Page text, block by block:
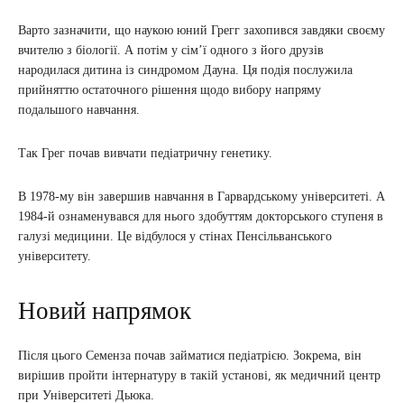
Варто зазначити, що наукою юний Грегг захопився завдяки своєму
вчителю з біології. А потім у сім’ї одного з його друзів
народилася дитина із синдромом Дауна. Ця подія послужила
прийняттю остаточного рішення щодо вибору напряму
подальшого навчання.
Так Грег почав вивчати педіатричну генетику.
В 1978-му він завершив навчання в Гарвардському університеті. А
1984-й ознаменувався для нього здобуттям докторського ступеня в
галузі медицини. Це відбулося у стінах Пенсільванського
університету.
Новий напрямок
Після цього Семенза почав займатися педіатрією. Зокрема, він
вирішив пройти інтернатуру в такій установі, як медичний центр
при Університеті Дьюка.